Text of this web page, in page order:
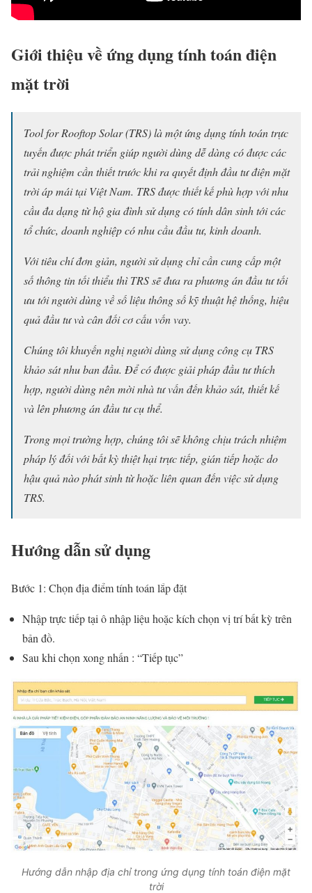
Giới thiệu về ứng dụng tính toán điện
mặt trời
Tool for Rooftop Solar (TRS) là một ứng dụng tính toán trực
tuyến được phát triển giúp người dùng dễ dàng có được các
trải nghiệm cần thiết trước khi ra quyết định đầu tư điện mặt
trời áp mái tại Việt Nam. TRS được thiết kế phù hợp với nhu
cầu đa dạng từ hộ gia đình sử dụng có tính dân sinh tới các
tổ chức, doanh nghiệp có nhu cầu đầu tư, kinh doanh.
Với tiêu chí đơn giản, người sử dụng chỉ cần cung cấp một
số thông tin tối thiểu thì TRS sẽ đưa ra phương án đầu tư tối
ưu tới người dùng về số liệu thông số kỹ thuật hệ thống, hiệu
quả đầu tư và cân đối cơ cấu vốn vay.
Chúng tôi khuyến nghị người dùng sử dụng công cụ TRS
khảo sát nhu ban đầu. Để có được giải pháp đầu tư thích
hợp, người dùng nên mời nhà tư vấn đến khảo sát, thiết kế
và lên phương án đầu tư cụ thể.
Trong mọi trường hợp, chúng tôi sẽ không chịu trách nhiệm
pháp lý đối với bất kỳ thiệt hại trực tiếp, gián tiếp hoặc do
hậu quả nào phát sinh từ hoặc liên quan đến việc sử dụng
TRS.
Hướng dẫn sử dụng
Bước 1: Chọn địa điểm tính toán lắp đặt
Nhập trực tiếp tại ô nhập liệu hoặc kích chọn vị trí bất kỳ trên
bản đồ.
Sau khi chọn xong nhấn : “Tiếp tục”
Hướng dẫn nhập địa chỉ trong ứng dụng tính toán điện mặt
trời